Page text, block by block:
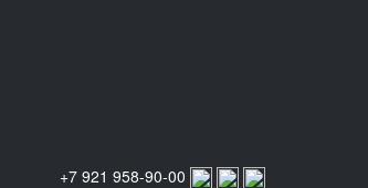
+7 921 958-90-00